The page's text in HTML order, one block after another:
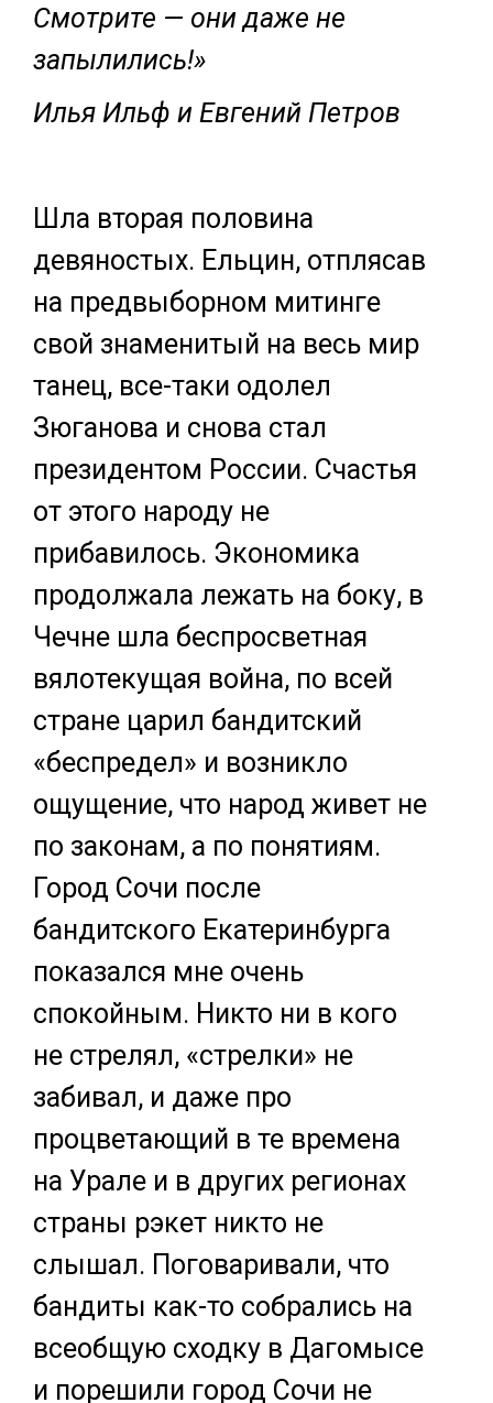
Смотрите — они даже не
запылились!»
Илья Ильф и Евгений Петров
Шла вторая половина
девяностых. Ельцин, отплясав
на предвыборном митинге
свой знаменитый на весь мир
танец, все-таки одолел
Зюганова и снова стал
президентом России. Счастья
от этого народу не
прибавилось. Экономика
продолжала лежать на боку, в
Чечне шла беспросветная
вялотекущая война, по всей
стране царил бандитский
«беспредел» и возникло
ощущение, что народ живет не
по законам, а по понятиям.
Город Сочи после
бандитского Екатеринбурга
показался мне очень
спокойным. Никто ни в кого
не стрелял, «стрелки» не
забивал, и даже про
процветающий в те времена
на Урале и в других регионах
страны рэкет никто не
слышал. Поговаривали, что
бандиты как-то собрались на
всеобщую сходку в Дагомысе
и порешили город Сочи не